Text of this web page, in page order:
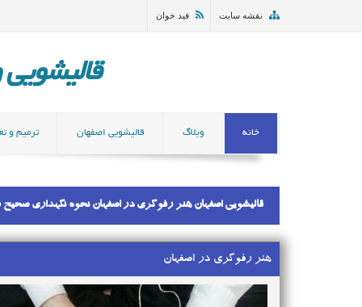
نقشه سایت فید خوان
قالیشویی و
خانه وبلاگ قالیشویی اصفهان ترمیم و
قالیشویی اصفهان هنر رفوگری در اصفهان نحوه نگهداری
هنر رفوگری در اصفهان